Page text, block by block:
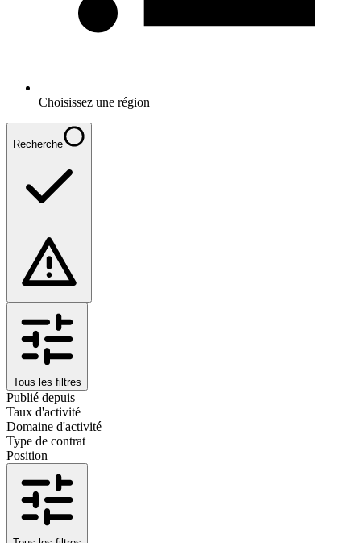
Choisissez une région
Recherche
Tous les filtres
Publié depuis
Taux d'activité
Domaine d'activité
Type de contrat
Position